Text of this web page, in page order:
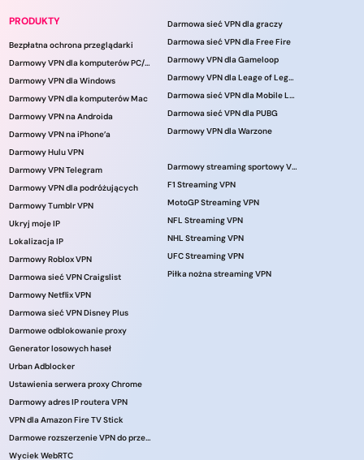
PRODUKTY
Bezpłatna ochrona przeglądarki
Darmowy VPN dla komputerów PC/laptopów
Darmowy VPN dla Windows
Darmowy VPN dla komputerów Mac
Darmowy VPN na Androida
Darmowy VPN na iPhone’a
Darmowy Hulu VPN
Darmowy VPN Telegram
Darmowy VPN dla podróżujących
Darmowy Tumblr VPN
Ukryj moje IP
Lokalizacja IP
Darmowy Roblox VPN
Darmowa sieć VPN Craigslist
Darmowy Netflix VPN
Darmowa sieć VPN Disney Plus
Darmowe odblokowanie proxy
Generator losowych haseł
Urban Adblocker
Ustawienia serwera proxy Chrome
Darmowy adres IP routera VPN
VPN dla Amazon Fire TV Stick
Darmowe rozszerzenie VPN do przeglądarki
Wyciek WebRTC
Darmowa sieć VPN dla graczy
Darmowa sieć VPN dla Free Fire
Darmowy VPN dla Gameloop
Darmowy VPN dla Leage of Legends
Darmowa sieć VPN dla Mobile Legends
Darmowa sieć VPN dla PUBG
Darmowy VPN dla Warzone
Darmowy streaming sportowy VPN
F1 Streaming VPN
MotoGP Streaming VPN
NFL Streaming VPN
NHL Streaming VPN
UFC Streaming VPN
Piłka nożna streaming VPN